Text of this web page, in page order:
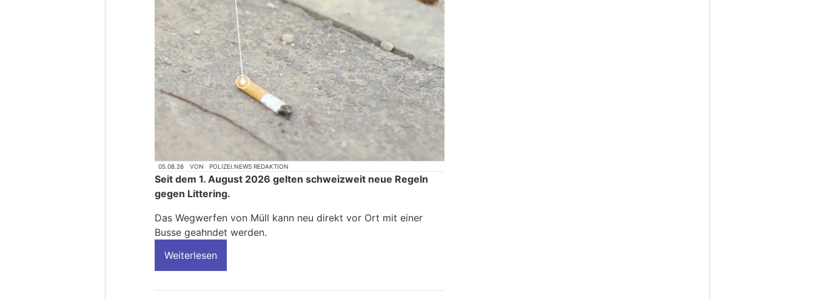
05.08.26 VON POLIZEI.NEWS REDAKTION
Seit dem 1. August 2026 gelten schweizweit neue Regeln
gegen Littering.
Das Wegwerfen von Müll kann neu direkt vor Ort mit einer
Busse geahndet werden.
Weiterlesen